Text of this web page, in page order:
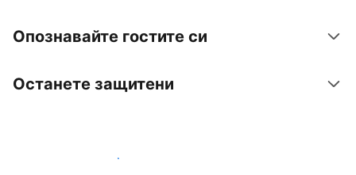
Опознавайте гостите си
Останете защитени
Посрещайте гости с нас днес